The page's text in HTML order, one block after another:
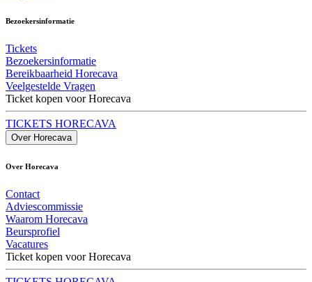
Bezoekersinformatie
Tickets
Bezoekersinformatie
Bereikbaarheid Horecava
Veelgestelde Vragen
Ticket kopen voor Horecava
TICKETS HORECAVA
Over Horecava
Over Horecava
Contact
Adviescommissie
Waarom Horecava
Beursprofiel
Vacatures
Ticket kopen voor Horecava